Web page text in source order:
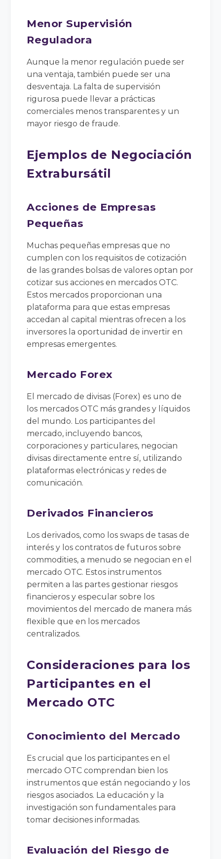
Menor Supervisión
Reguladora
Aunque la menor regulación puede ser
una ventaja, también puede ser una
desventaja. La falta de supervisión
rigurosa puede llevar a prácticas
comerciales menos transparentes y un
mayor riesgo de fraude.
Ejemplos de Negociación
Extrabursátil
Acciones de Empresas
Pequeñas
Muchas pequeñas empresas que no
cumplen con los requisitos de cotización
de las grandes bolsas de valores optan por
cotizar sus acciones en mercados OTC.
Estos mercados proporcionan una
plataforma para que estas empresas
accedan al capital mientras ofrecen a los
inversores la oportunidad de invertir en
empresas emergentes.
Mercado Forex
El mercado de divisas (Forex) es uno de
los mercados OTC más grandes y líquidos
del mundo. Los participantes del
mercado, incluyendo bancos,
corporaciones y particulares, negocian
divisas directamente entre sí, utilizando
plataformas electrónicas y redes de
comunicación.
Derivados Financieros
Los derivados, como los swaps de tasas de
interés y los contratos de futuros sobre
commodities, a menudo se negocian en el
mercado OTC. Estos instrumentos
permiten a las partes gestionar riesgos
financieros y especular sobre los
movimientos del mercado de manera más
flexible que en los mercados
centralizados.
Consideraciones para los
Participantes en el
Mercado OTC
Conocimiento del Mercado
Es crucial que los participantes en el
mercado OTC comprendan bien los
instrumentos que están negociando y los
riesgos asociados. La educación y la
investigación son fundamentales para
tomar decisiones informadas.
Evaluación del Riesgo de